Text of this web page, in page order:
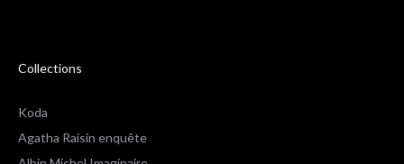
Collections
Koda
Agatha Raisin enquête